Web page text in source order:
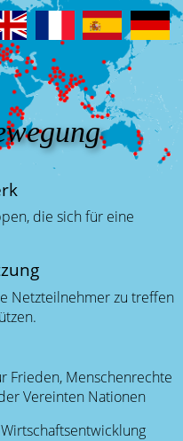
die sich für eine
Netzteilnehmer zu treffen
Frieden, Menschenrechte
Vereinten Nationen